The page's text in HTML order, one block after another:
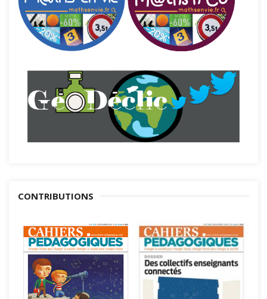
CONTRIBUTIONS